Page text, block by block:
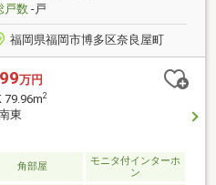
戸数-戸
福岡県福岡市博多区奈良屋町
万円
79.96m2
東
角部屋
モニタ付インターホ
ン